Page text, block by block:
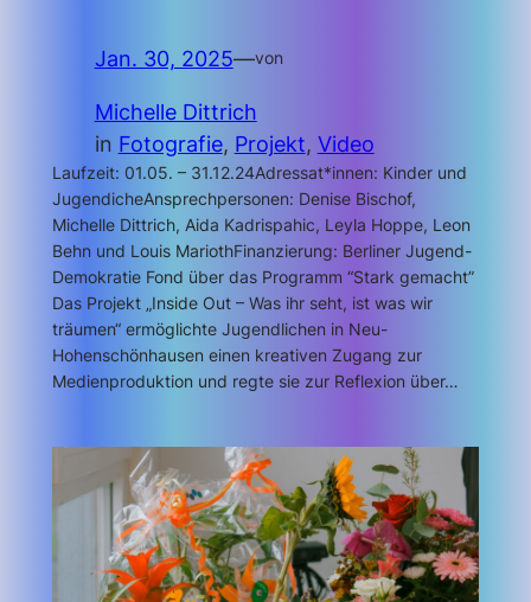
Jan. 30, 2025—von
Michelle Dittrich
in Fotografie, Projekt, Video
Laufzeit: 01.05. – 31.12.24Adressat*innen: Kinder und
JugendicheAnsprechpersonen: Denise Bischof,
Michelle Dittrich, Aida Kadrispahic, Leyla Hoppe, Leon
Behn und Louis MariothFinanzierung: Berliner Jugend-
Demokratie Fond über das Programm “Stark gemacht”
Das Projekt „Inside Out – Was ihr seht, ist was wir
träumen“ ermöglichte Jugendlichen in Neu-
Hohenschönhausen einen kreativen Zugang zur
Medienproduktion und regte sie zur Reflexion über…